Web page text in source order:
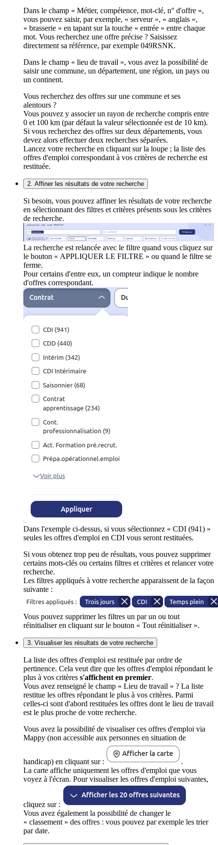
Dans le champ « Métier, compétence, mot-clé, n° d'offre »,
vous pouvez saisir, par exemple, « serveur », « anglais »,
« brasserie » en tapant sur la touche « entrée » entre chaque
mot. Vous recherchez une offre précise ? Saisissez
directement sa référence, par exemple 049RSNK.
Dans le champ « lieu de travail », vous avez la possibilité de
saisir une commune, un département, une région, un pays ou
un continent.
Vous recherchez des offres sur une commune et ses
alentours ?
Vous pouvez y associer un rayon de recherche compris entre
0 et 100 km (par défaut la valeur sélectionnée est de 10 km).
Si vous recherchez des offres sur deux départements, vous
devez alors effectuer deux recherches séparées.
Lancez votre recherche en cliquant sur la loupe ; la liste des
offres d'emploi correspondant à vos critères de recherche est
restituée.
2. Affiner les résultats de votre recherche
Si besoin, vous pouvez affiner les résultats de votre recherche
en sélectionnant des filtres et critères présents sous les critères
de recherche.
La recherche est relancée avec le filtre quand vous cliquez sur
le bouton « APPLIQUER LE FILTRE » ou quand le filtre se
ferme.
Pour certains d'entre eux, un compteur indique le nombre
d'offres correspondant.
Dans l'exemple ci-dessus, si vous sélectionnez « CDI (941) »
seules les offres d'emploi en CDI vous seront restituées.
Si vous obtenez trop peu de résultats, vous pouvez supprimer
certains mots-clés ou certains filtres et critères et relancer votre
recherche.
Les filtres appliqués à votre recherche apparaissent de la façon
suivante :
Vous pouvez supprimer les filtres un par un ou tout
réinitialiser en cliquant sur le bouton « Tout réinitialiser ».
3. Visualiser les résultats de votre recherche
La liste des offres d'emploi est restituée par ordre de
pertinence. Cela veut dire que les offres d'emploi répondant le
plus à vos critères s'affichent en premier.
Vous avez renseigné le champ « Lieu de travail » ? La liste
restitue les offres répondant le plus à vos critères. Parmi
celles-ci sont d'abord restituées les offres dont le lieu de travail
est le plus proche de votre recherche.
Vous avez la possibilité de visualiser ces offres d'emploi via
Mappy (non accessible aux personnes en situation de
handicap) en cliquant sur :
.
La carte affiche uniquement les offres d'emploi que vous
voyez à l'écran. Pour visualiser les offres d'emploi suivantes,
cliquez sur :
Vous avez également la possibilité de changer le
« classement » des offres : vous pouvez par exemple les trier
par date.